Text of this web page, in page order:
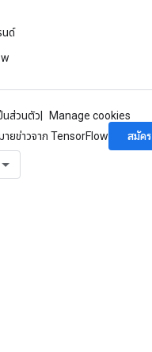
นด์
นส่วนตัว
Manage cookies
ยข่าวจาก TensorFlow
สมัคร